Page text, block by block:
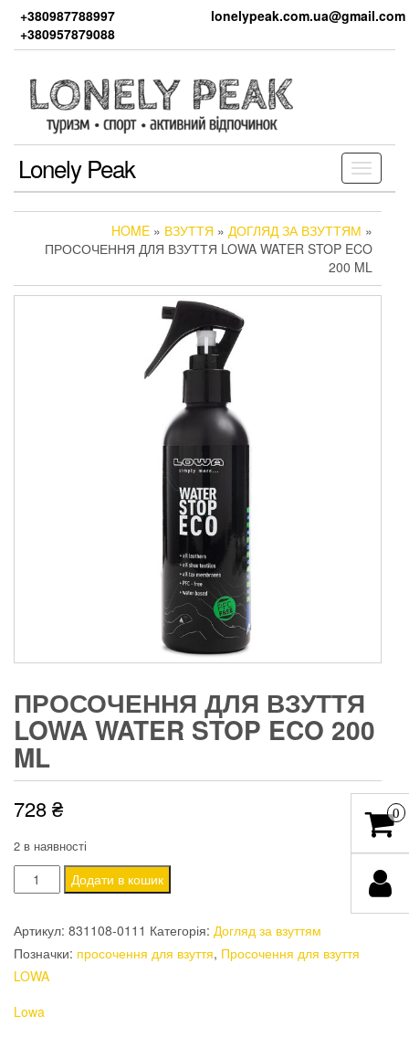
the
+380987788997
+380957879088
lonelypeak.com.ua@gmail.com
Toggle
Lonely Peak
HOME » ВЗУТТЯ » ДОГЛЯД ЗА ВЗУТТЯМ »
ПРОСОЧЕННЯ ДЛЯ ВЗУТТЯ LOWA WATER STOP ECO
200 ML
ПРОСОЧЕННЯ ДЛЯ ВЗУТТЯ
LOWA WATER STOP ECO 200
ML
728₴
2 в наявності
Просочення
для
LOWA
Water
Eco
Додати в кошик
Артикул: 831108-0111 Категорія: Догляд за взуттям
Позначки: просочення для взуття, Просочення для взуття
LOWA
Lowa
0